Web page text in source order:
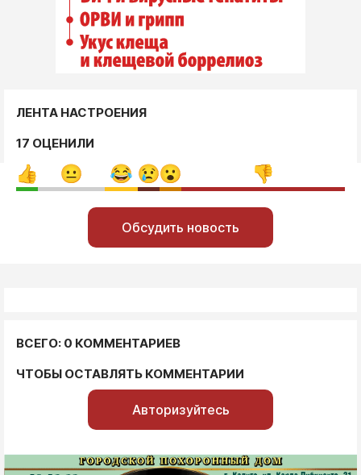
ЛЕНТА НАСТРОЕНИЯ
17 ОЦЕНИЛИ
Обсудить новость
ВСЕГО: 0 КОММЕНТАРИЕВ
ЧТОБЫ ОСТАВЛЯТЬ КОММЕНТАРИИ
Авторизуйтесь